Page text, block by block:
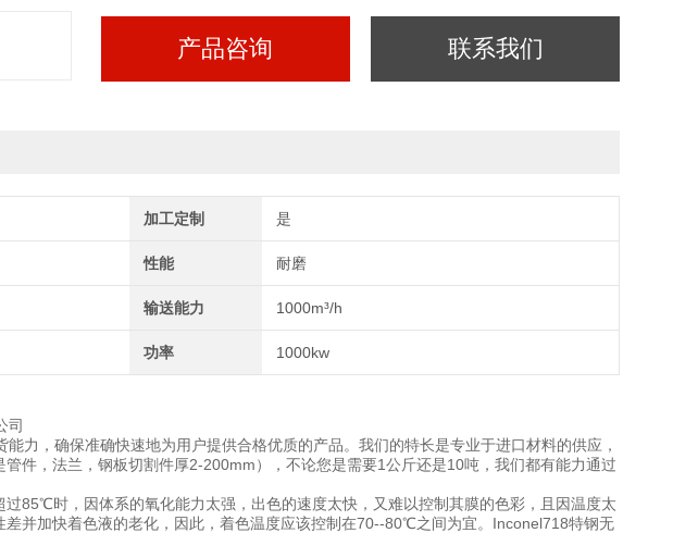
产品咨询 联系我们
加工定制 是
性能 耐磨
输送能力 1000m³/h
功率 1000kw
司
力，确保准确快速地为用户提供合格优质的产品。我们的特长是专业于进口材料的供应，
件，法兰，钢板切割件厚2-200mm），不论您是需要1公斤还是10吨，我们都有能力通过
时，因体系的氧化能力太强，出色的速度太快，又难以控制其膜的色彩，且因温度太
并加快着色液的老化，因此，着色温度应该控制在70--80℃之间为宜。Inconel718特钢无